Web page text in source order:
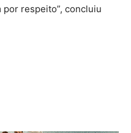
respeito”, concluiu